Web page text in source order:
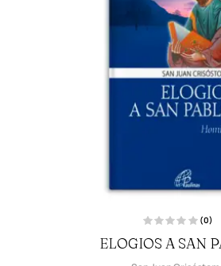
a
l
(0)
ELOGIOS A SAN